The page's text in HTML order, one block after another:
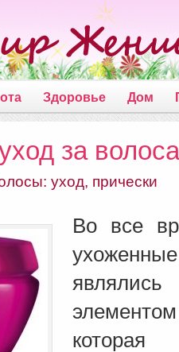
Здоровье Дом
за
уход, прически
Во все